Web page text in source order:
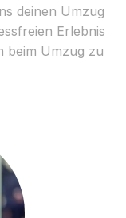
deinen Umzug
Erlebnis
beim Umzug zu